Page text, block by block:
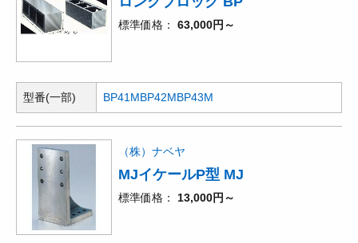
標準価格 63,000円～
型番(一部) BP41MBP42MBP43M
（株）ナベヤ
MJイケールP型 MJ
標準価格 13,000円～